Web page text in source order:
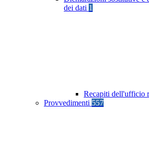
dei dati 1
Recapiti dell'ufficio
Provvedimenti 557